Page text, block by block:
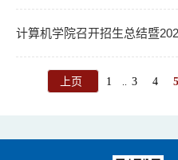
机学院
计算机学院召开招生总结暨
上页 1 .. 3 4 5